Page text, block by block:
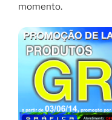
momento.